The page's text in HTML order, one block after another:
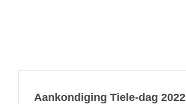
Aankondiging Tiele-dag 2022